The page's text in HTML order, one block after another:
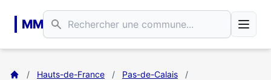
MM
/ Hauts-de-France / Pas-de-Calais
/